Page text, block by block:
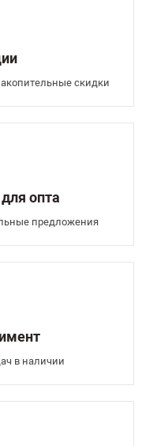
скидки
опта
предложения
в наличии